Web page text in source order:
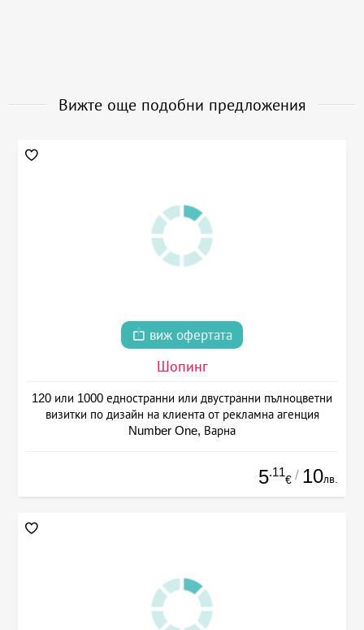
Вижте още подобни предложения
виж офертата
Шопинг
120 или 1000 едностранни или двустранни пълноцветни
визитки по дизайн на клиента от рекламна агенция
Number One, Варна
5.11
€ / 10лв.